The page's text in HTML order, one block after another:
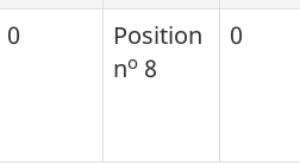
0
Position
no 8
0